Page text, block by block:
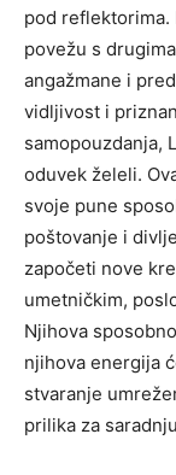
pod reflektorima.
povežu s
angažmane i
vidljivost i
samopouzdanja,
oduvek želeli.
svoje pune
poštovanje i
započeti nove
umetničkim,
Njihova
njihova energija
stvaranje
prilika za